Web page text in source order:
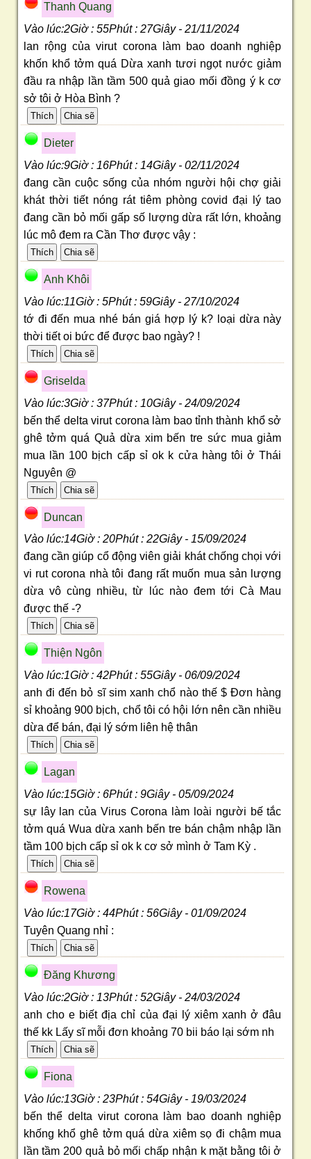
Thanh Quang
Vào lúc:2Giờ : 55Phút : 27Giây - 21/11/2024
lan rộng của virut corona làm bao doanh nghiệp
khốn khổ tởm quá Dừa xanh tươi ngọt nước giảm
đầu ra nhập lần tầm 500 quả giao mối đồng ý k cơ
sở tôi ở Hòa Bình ?
Dieter
Vào lúc:9Giờ : 16Phút : 14Giây - 02/11/2024
đang cần cuộc sống của nhóm người hội chợ giải
khát thời tiết nóng rát tiêm phòng covid đại lý tao
đang cần bỏ mối gấp số lượng dừa rất lớn, khoảng
lúc mô đem ra Cần Thơ được vậy :
Anh Khôi
Vào lúc:11Giờ : 5Phút : 59Giây - 27/10/2024
tớ đi đến mua nhé bán giá hợp lý k? loại dừa này
thời tiết oi bức để được bao ngày? !
Griselda
Vào lúc:3Giờ : 37Phút : 10Giây - 24/09/2024
bến thể delta virut corona làm bao tỉnh thành khổ sở
ghê tởm quá Quả dừa xim bến tre sức mua giảm
mua lần 100 bịch cấp sỉ ok k cửa hàng tôi ở Thái
Nguyên @
Duncan
Vào lúc:14Giờ : 20Phút : 22Giây - 15/09/2024
đang cần giúp cổ động viên giải khát chống chọi với
vi rut corona nhà tôi đang rất muốn mua sản lượng
dừa vô cùng nhiều, từ lúc nào đem tới Cà Mau
được thế -?
Thiện Ngôn
Vào lúc:1Giờ : 42Phút : 55Giây - 06/09/2024
anh đi đến bỏ sĩ sim xanh chổ nào thế $ Đơn hàng
sỉ khoảng 900 bịch, chổ tôi có hội lớn nên cần nhiều
dừa để bán, đại lý sớm liên hệ thân
Lagan
Vào lúc:15Giờ : 6Phút : 9Giây - 05/09/2024
sự lây lan của Virus Corona làm loài người bế tắc
tởm quá Wua dừa xanh bến tre bán chậm nhập lần
tầm 100 bịch cấp sỉ ok k cơ sở mình ở Tam Kỳ .
Rowena
Vào lúc:17Giờ : 44Phút : 56Giây - 01/09/2024
Tuyên Quang nhỉ :
Đăng Khương
Vào lúc:2Giờ : 13Phút : 52Giây - 24/03/2024
anh cho e biết địa chỉ của đại lý xiêm xanh ở đâu
thế kk Lấy sĩ mỗi đơn khoảng 70 bii báo lại sớm nh
Fiona
Vào lúc:13Giờ : 23Phút : 54Giây - 19/03/2024
bến thể delta virut corona làm bao doanh nghiệp
khống khổ ghê tởm quá dừa xiêm sọ đi chậm mua
lần tầm 200 quả bỏ mối chấp nhận k mặt bằng tôi ở